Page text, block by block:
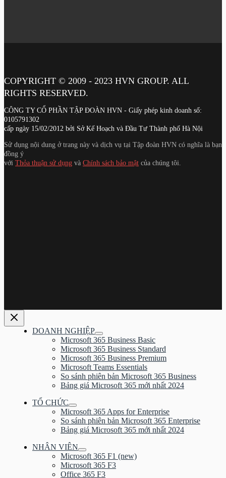
COPYRIGHT © 2009 - 2023 HVN GROUP. ALL
RIGHTS RESERVED.
CÔNG TY CỔ PHẦN TẬP ĐOÀN HVN - Giấy phép kinh doanh số:
0105791302
cấp ngày 15/02/2012 bởi Sở Kế Hoạch và Đầu Tư Thành phố Hà Nội
Sử dụng nội dung ở trang này và dịch vụ tại Tập đoàn HVN có nghĩa là bạn
đồng ý
với Thỏa thuận sử dụng và Chính sách bảo mật của chúng tôi.
DOANH NGHIỆP
Bật/tắt
Menu
Microsoft 365 Business Basic
Microsoft 365 Business Standard
Microsoft 365 Business Premium
Microsoft Teams Essentials
So sánh phiên bản Microsoft 365 Business
Bảng giá Microsoft 365 mới nhất 2024
TỔ CHỨC
Bật/tắt
Menu
Microsoft 365 Apps for Enterprise
So sánh phiên bản Microsoft 365 Enterprise
Bảng giá Microsoft 365 mới nhất 2024
NHÂN VIÊN
Bật/tắt
Menu
Microsoft 365 F1 (new)
Microsoft 365 F3
Office 365 F3